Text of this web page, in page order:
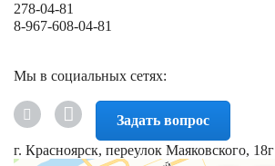
278-04-81
8-967-608-04-81
Мы в социальных сетях:
Задать вопрос
г. Красноярск, переулок Маяковского, 18г